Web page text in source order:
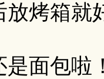
放烤箱就
是面包啦